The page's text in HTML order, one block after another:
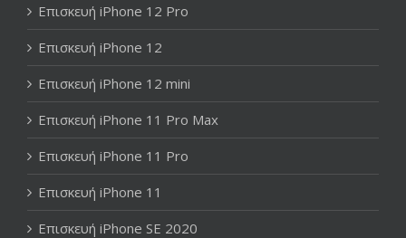
Επισκευή iPhone 12 Pro
Επισκευή iPhone 12
Επισκευή iPhone 12 mini
Επισκευή iPhone 11 Pro Max
Επισκευή iPhone 11 Pro
Επισκευή iPhone 11
Επισκευή iPhone SE 2020